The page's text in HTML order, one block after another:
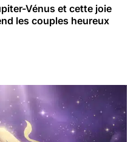
Vénus et cette joie
les couples heureux